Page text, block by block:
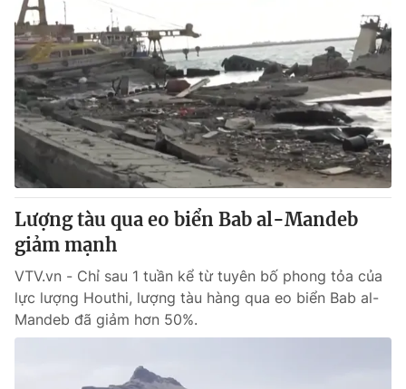
Y tế
Thế giới
Tin tức
Thế giới đó đây
Câu chuyện quốc tế
Kinh tế
Tài chính
Thị trường
Góc doanh nghiệp
Dữ liệu và đời sống
Truyền hình
Phim VTV
Hậu trường
Nhân vật
Giải trí
Điện ảnh
Đời sống
Lượng tàu qua eo biển Bab al-Mandeb
giảm mạnh
VTV.vn - Chỉ sau 1 tuần kể từ tuyên bố phong tỏa của
lực lượng Houthi, lượng tàu hàng qua eo biển Bab al-
Mandeb đã giảm hơn 50%.